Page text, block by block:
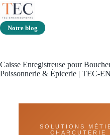
Notre blog
Caisse Enregistreuse pour
Poissonnerie & Épicerie | TEC-
SOLUTIONS
CHARCUTERIE